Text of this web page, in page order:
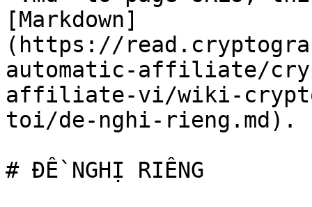
[Markdown]
(https://
automatic-affiliate/
affiliate-vi/wiki-
toi/de-nghi-rieng.md).
# ĐỀ NGHỊ RIÊNG